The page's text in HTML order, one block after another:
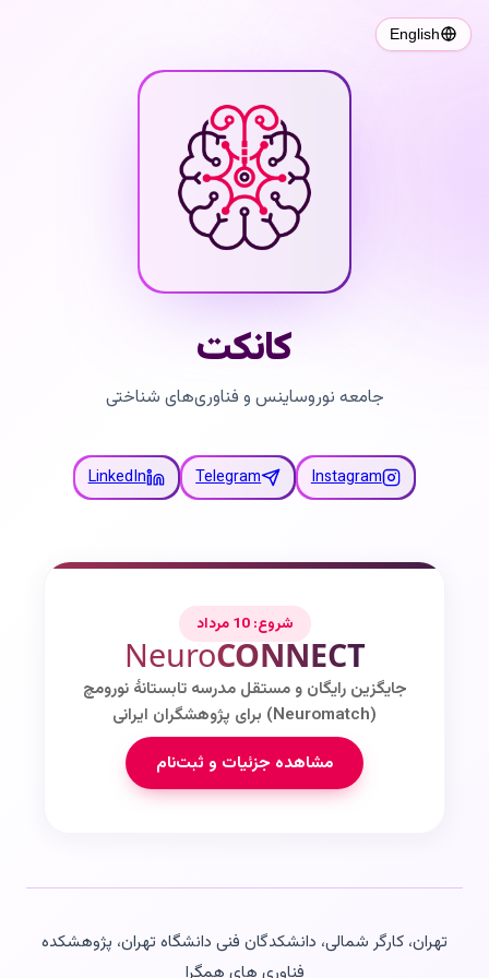
English
کانکت
جامعه نوروساینس و فناوری‌های شناختی
Instagram
Telegram
LinkedIn
شروع: 10 مرداد
NeuroCONNECT
جایگزین رایگان و مستقل مدرسه تابستانۀ نورومچ
(Neuromatch) برای پژوهشگران ایرانی
مشاهده جزئیات و ثبت‌نام
تهران، کارگر شمالی، دانشکدگان فنی دانشگاه تهران، پژوهشکده
فناوری های همگرا